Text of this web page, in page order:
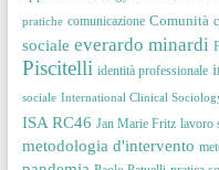
pratiche comunicazione Comunità
sociale everardo minardi
Piscitelli identità professionale
sociale International Clinical
ISA RC46 Jan Marie Fritz lavoro
metodologia d'intervento